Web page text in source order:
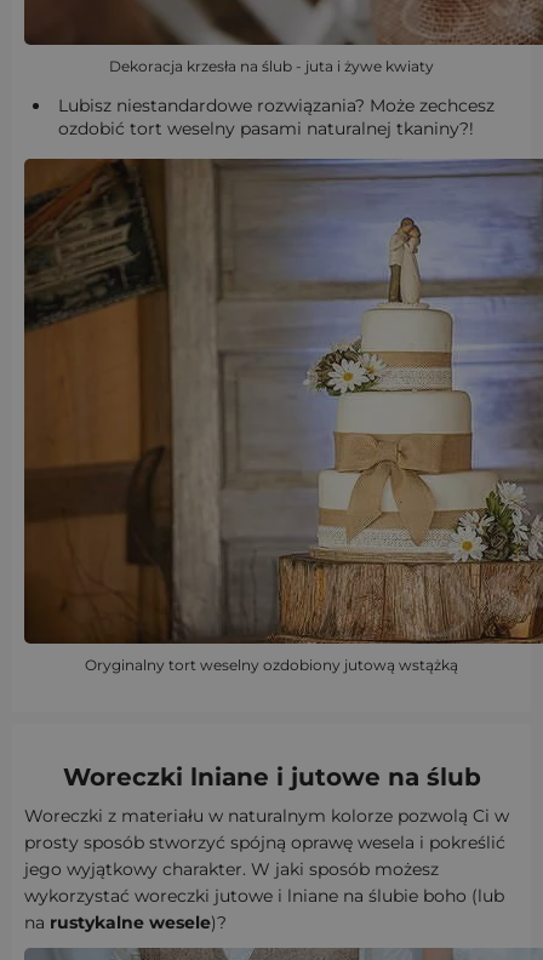
Dekoracja krzesła na ślub - juta i żywe kwiaty
Lubisz niestandardowe rozwiązania? Może zechcesz
ozdobić tort weselny pasami naturalnej tkaniny?!
Oryginalny tort weselny ozdobiony jutową wstążką
Woreczki lniane i jutowe na ślub
Woreczki z materiału w naturalnym kolorze pozwolą Ci w
prosty sposób stworzyć spójną oprawę wesela i pokreślić
jego wyjątkowy charakter. W jaki sposób możesz
wykorzystać woreczki jutowe i lniane na ślubie boho (lub
na rustykalne wesele)?